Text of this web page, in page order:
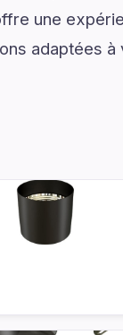
une
adaptées à